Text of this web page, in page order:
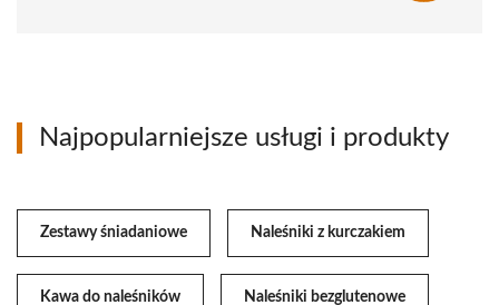
Najpopularniejsze usługi i produkty
Zestawy śniadaniowe Naleśniki z kurczakiem
Kawa do naleśników Naleśniki bezglutenowe